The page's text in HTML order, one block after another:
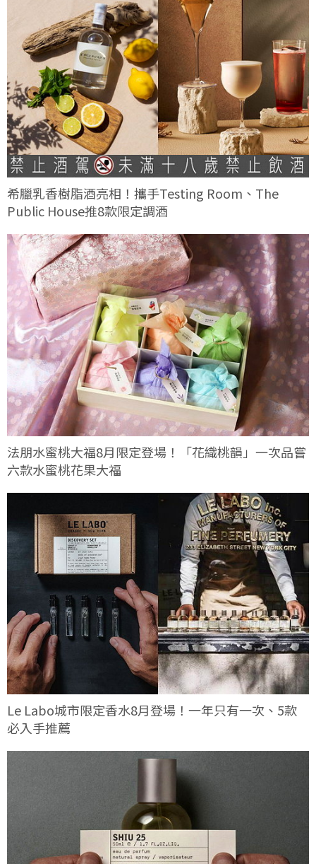
希臘乳香樹脂酒亮相！攜手Testing Room、The
Public House推8款限定調酒
法朋水蜜桃大福8月限定登場！「花織桃韻」一次品嘗
六款水蜜桃花果大福
Le Labo城市限定香水8月登場！一年只有一次、5款
必入手推薦